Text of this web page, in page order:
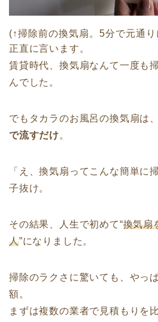
(↑掃除前の換気扇。5分で元通
正直に言います。
賃貸時代、換気扇なんて一度も
んでした。
でもタカラのお風呂の換気扇は、
で流すだけ。
「え、換気扇ってこんな簡単に
子抜け。
その結果、人生で初めて“換気扇
人”になりました。
掃除のラクさに驚いても、やっ
額。
まずは複数の業者で見積もりを